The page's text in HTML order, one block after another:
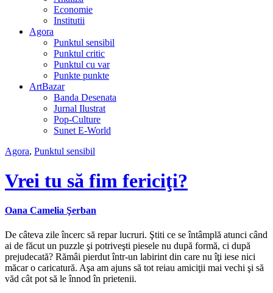
Economie
Institutii
Agora
Punktul sensibil
Punktul critic
Punktul cu var
Punkte punkte
ArtBazar
Banda Desenata
Jurnal Ilustrat
Pop-Culture
Sunet E-World
Agora, Punktul sensibil
Vrei tu să fim fericiţi?
Oana Camelia Şerban
De câteva zile încerc să repar lucruri. Ştiti ce se întâmplă atunci când
ai de făcut un puzzle şi potriveşti piesele nu după formă, ci după
prejudecată? Rămâi pierdut într-un labirint din care nu îţi iese nici
măcar o caricatură. Aşa am ajuns să tot reiau amiciţii mai vechi şi să
văd cât pot să le înnod în prietenii.